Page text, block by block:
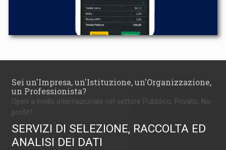
Sei un'Impresa, un'Istituzione, un'Organizzazione,
un Professionista?
Operi a livello internazionale nel settore Pubblico, Privato, No-
profit?
SERVIZI DI SELEZIONE, RACCOLTA ED
ANALISI DEI DATI